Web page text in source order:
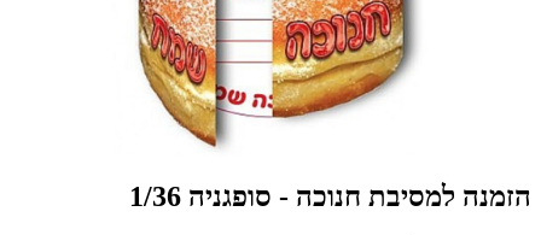
הזמנה למסיבת חנוכה - סופגניה 1/36